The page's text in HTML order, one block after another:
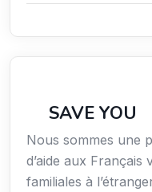
SAVE YOU
Nous sommes une
d’aide aux Français
familiales à